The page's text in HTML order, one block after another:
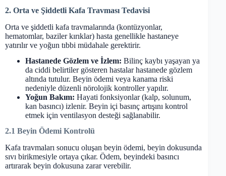
2. Orta ve Şiddetli Kafa Travması Tedavisi
Orta ve şiddetli kafa travmalarında (kontüzyonlar,
hematomlar, baziler kırıklar) hasta genellikle hastaneye
yatırılır ve yoğun tıbbi müdahale gerektirir.
Hastanede Gözlem ve İzlem: Bilinç kaybı yaşayan ya
da ciddi belirtiler gösteren hastalar hastanede gözlem
altında tutulur. Beyin ödemi veya kanama riski
nedeniyle düzenli nörolojik kontroller yapılır.
Yoğun Bakım: Hayati fonksiyonlar (kalp, solunum,
kan basıncı) izlenir. Beyin içi basınç artışını kontrol
etmek için ventilasyon desteği sağlanabilir.
2.1 Beyin Ödemi Kontrolü
Kafa travmaları sonucu oluşan beyin ödemi, beyin dokusunda
sıvı birikmesiyle ortaya çıkar. Ödem, beyindeki basıncı
artırarak beyin dokusuna zarar verebilir.